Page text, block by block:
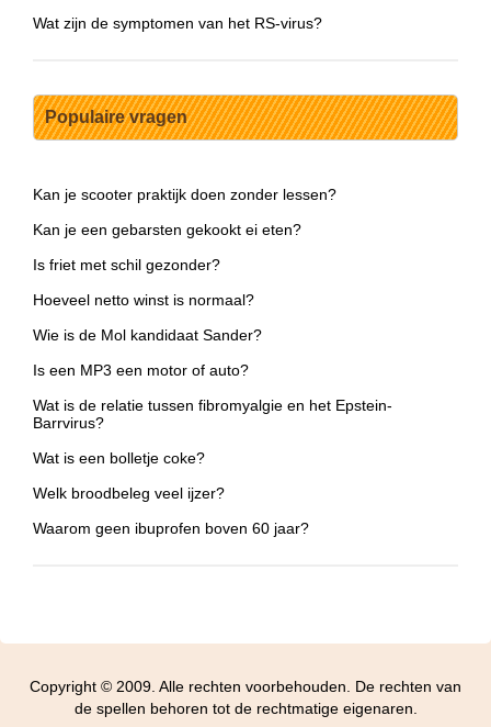
Wat zijn de symptomen van het RS-virus?
Populaire vragen
Kan je scooter praktijk doen zonder lessen?
Kan je een gebarsten gekookt ei eten?
Is friet met schil gezonder?
Hoeveel netto winst is normaal?
Wie is de Mol kandidaat Sander?
Is een MP3 een motor of auto?
Wat is de relatie tussen fibromyalgie en het Epstein-
Barrvirus?
Wat is een bolletje coke?
Welk broodbeleg veel ijzer?
Waarom geen ibuprofen boven 60 jaar?
Copyright © 2009. Alle rechten voorbehouden. De rechten van
de spellen behoren tot de rechtmatige eigenaren.